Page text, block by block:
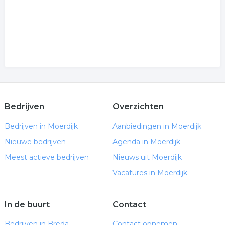
Bedrijven
Bedrijven in Moerdijk
Nieuwe bedrijven
Meest actieve bedrijven
Overzichten
Aanbiedingen in Moerdijk
Agenda in Moerdijk
Nieuws uit Moerdijk
Vacatures in Moerdijk
In de buurt Contact